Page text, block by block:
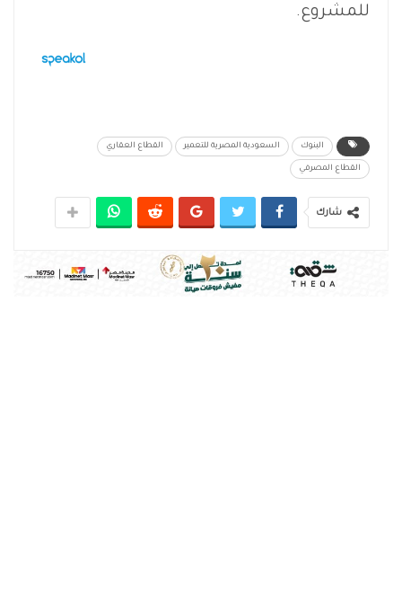
للمشروع.
البنوك السعودية المصرية للتعمير القطاع العقاري
القطاع المصرفي
شارك